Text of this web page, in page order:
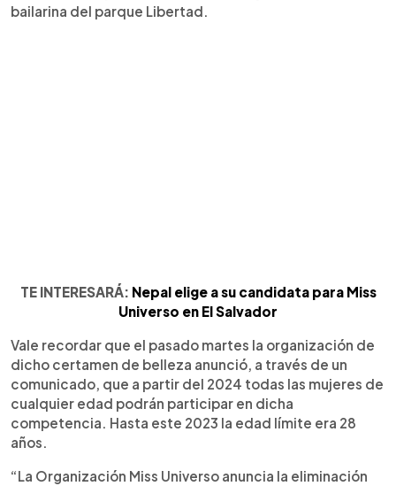
bailarina del parque Libertad.
TE INTERESARÁ: Nepal elige a su candidata para Miss
Universo en El Salvador
Vale recordar que el pasado martes la organización de
dicho certamen de belleza anunció, a través de un
comunicado, que a partir del 2024 todas las mujeres de
cualquier edad podrán participar en dicha
competencia. Hasta este 2023 la edad límite era 28
años.
“La Organización Miss Universo anuncia la eliminación